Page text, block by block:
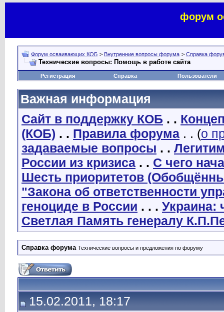
форум
Форум осваивающих КОБ > Внутренние вопросы форума > Справка
Технические вопросы: Помощь в работе сайта
Регистрация Справка Пользователи
Важная информация
Сайт в поддержку КОБ . .
(КОБ) . . Правила форума . . (о
задаваемые вопросы . .
России из кризиса . . С чего
Шесть приоритетов
"Закона об ответственности
геноциде в России . . . Украина:
Светлая Память генералу
Справка форума Технические вопросы и предложения по форуму
15.02.2011, 18:17